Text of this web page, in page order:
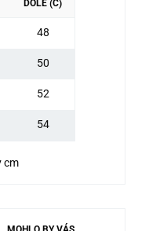
DOLE (C)
48
50
52
54
cm